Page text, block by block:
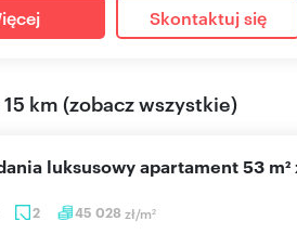
Skontaktuj się
15 km (zobacz wszystkie)
2 45 028 zł/m2
luksusowy apartament 53 m²